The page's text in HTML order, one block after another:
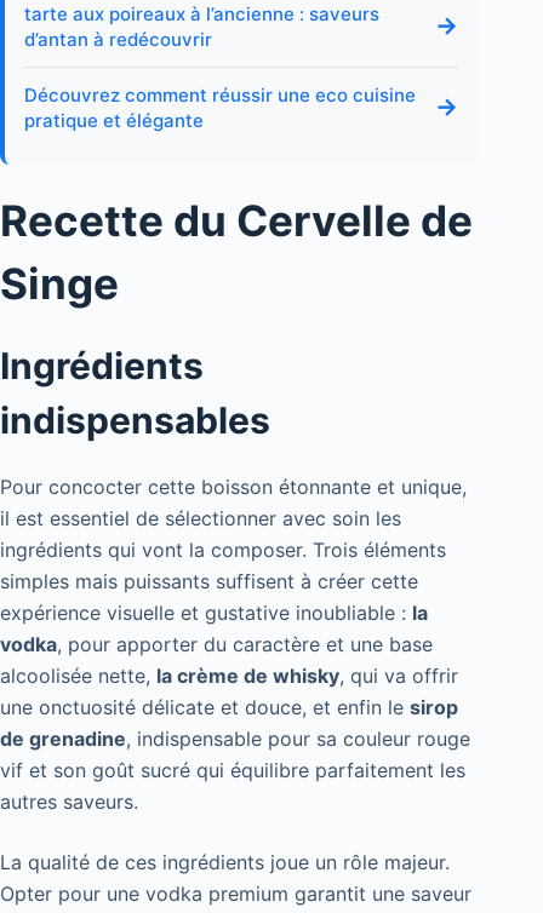
tarte aux poireaux à l’ancienne : saveurs
d’antan à redécouvrir
→
Découvrez comment réussir une eco cuisine
pratique et élégante
→
Recette du Cervelle de
Singe
Ingrédients
indispensables
Pour concocter cette boisson étonnante et unique,
il est essentiel de sélectionner avec soin les
ingrédients qui vont la composer. Trois éléments
simples mais puissants suffisent à créer cette
expérience visuelle et gustative inoubliable : la
vodka, pour apporter du caractère et une base
alcoolisée nette, la crème de whisky, qui va offrir
une onctuosité délicate et douce, et enfin le sirop
de grenadine, indispensable pour sa couleur rouge
vif et son goût sucré qui équilibre parfaitement les
autres saveurs.
La qualité de ces ingrédients joue un rôle majeur.
Opter pour une vodka premium garantit une saveur